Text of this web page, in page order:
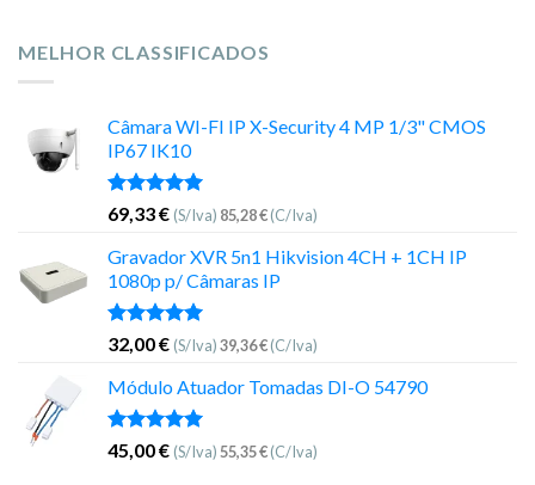
MELHOR CLASSIFICADOS
Câmara WI-FI IP X-Security 4 MP 1/3" CMOS
IP67 IK10
Avaliação
5.00
de 5
69,33€ (S/Iva) 85,28€(C/Iva)
Gravador XVR 5n1 Hikvision 4CH + 1CH IP
1080p p/ Câmaras IP
Avaliação
5.00
de 5
32,00€ (S/Iva)39,36€(C/Iva)
Módulo Atuador Tomadas DI-O 54790
Avaliação
5.00
de 5
45,00€ (S/Iva)55,35€(C/Iva)